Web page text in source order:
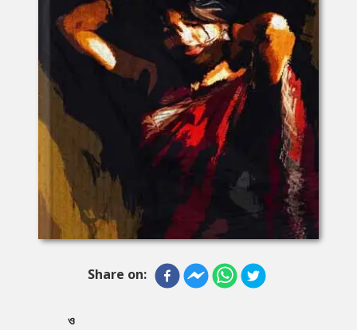
Share on:
ও